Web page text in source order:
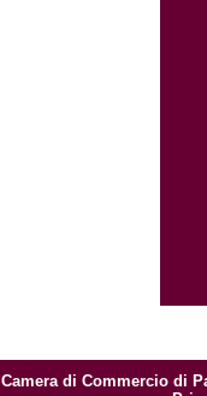
Camera di Commercio di